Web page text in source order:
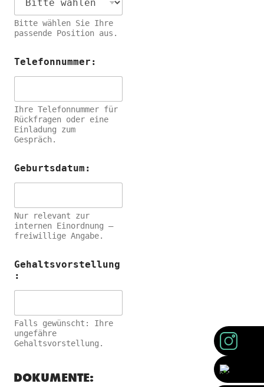
Bitte wählen Sie Ihre
passende Position aus.
Telefonnummer:
Ihre Telefonnummer für
Rückfragen oder eine
Einladung zum
Gespräch.
Geburtsdatum:
Nur relevant zur
internen Einordnung –
freiwillige Angabe.
Gehaltsvorstellung
:
Falls gewünscht: Ihre
ungefähre
Gehaltsvorstellung.
DOKUMENTE: